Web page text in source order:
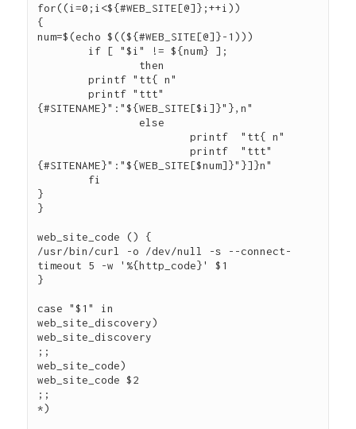
for((i=0;i<${#WEB_SITE[@]};++i))
{
num=$(echo $((${#WEB_SITE[@]}-1)))
        printf "tt{ n"
        printf "ttt"
{#SITENAME}":"${WEB_SITE[$i]}"},n"
                else
                        printf  "tt{ n"
                        printf  "ttt"
{#SITENAME}":"${WEB_SITE[$num]}"}]}n"
}
}
web_site_code () {
/usr/bin/curl -o /dev/null -s --connect-
timeout 5 -w '%{http_code}' $1
}
case "$1" in
web_site_discovery)
web_site_discovery
;;
web_site_code)
web_site_code $2
;;
*)